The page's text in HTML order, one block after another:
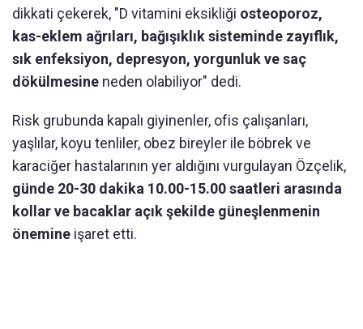
dikkati çekerek, "D vitamini eksikliği osteoporoz,
kas-eklem ağrıları, bağışıklık sisteminde zayıflık,
sık enfeksiyon, depresyon, yorgunluk ve saç
dökülmesine neden olabiliyor" dedi.
Risk grubunda kapalı giyinenler, ofis çalışanları,
yaşlılar, koyu tenliler, obez bireyler ile böbrek ve
karaciğer hastalarının yer aldığını vurgulayan Özçelik,
günde 20-30 dakika 10.00-15.00 saatleri arasında
kollar ve bacaklar açık şekilde güneşlenmenin
önemine işaret etti.